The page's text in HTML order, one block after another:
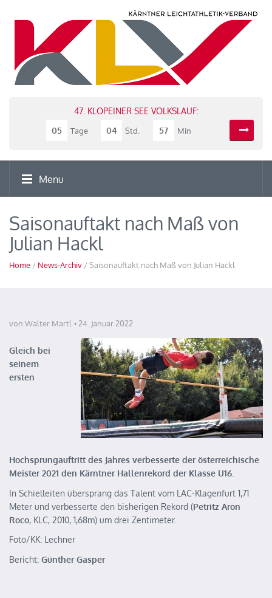
47. KLOPEINER SEE VOLKSLAUF:
05
Tage 04 Std. 57 Min
Menu
Saisonauftakt nach Maß von
Julian Hackl
Home / News-Archiv / Saisonauftakt nach Maß von Julian Hackl
von Walter Martl 24. Januar 2022
Gleich bei
seinem
ersten
Hochsprungauftritt des Jahres verbesserte der österreichische
Meister 2021 den Kärntner Hallenrekord der Klasse U16.
In Schielleiten übersprang das Talent vom LAC-Klagenfurt 1,71
Meter und verbesserte den bisherigen Rekord (Petritz Aron
Roco, KLC, 2010, 1,68m) um drei Zentimeter.
Foto/KK: Lechner
Bericht: Günther Gasper